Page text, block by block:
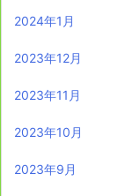
2024年1月
2023年12月
2023年11月
2023年10月
2023年9月